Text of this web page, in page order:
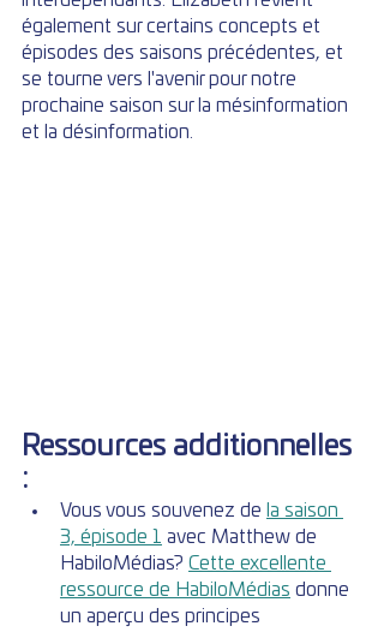
également sur certains concepts et
épisodes des saisons précédentes, et
se tourne vers l'avenir pour notre
prochaine saison sur la mésinformation
et la désinformation.
Ressources additionnelles
:
Vous vous souvenez de la saison
3, épisode 1 avec Matthew de
HabiloMédias? Cette excellente
ressource de HabiloMédias donne
un aperçu des principes